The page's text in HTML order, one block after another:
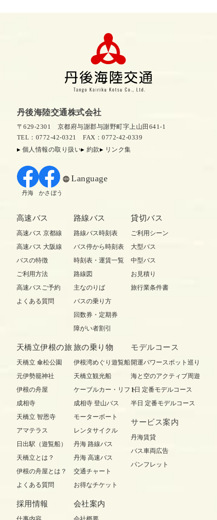
丹後海陸交通株式会社
〒629-2301 京都府与謝郡与謝野町字上山田641-1
TEL：0772-42-0321
FAX：0772-42-0339
個人情報の取り扱い
約款 リンク集
Language
丹海 かさぼう
高速バス
高速バス 京都線
高速バス 大阪線
バスの特徴
ご利用方法
高速バスご予約
よくある質問
路線バス
路線バス時刻表
バス停から時刻表
時刻表・運賃一覧
路線図
主なのりば
バスの乗り方
回数券・定期券
障がい者割引
貸切バス
ご利用シーン
大型バス
中型バス
お見積り
旅行業条件書
天橋立伊根の旅
天橋立 傘松公園
元伊勢籠神社
伊根の舟屋
成相寺
天橋立 智恩寺
アマテラス
日出駅（遊覧船）
天橋立とは？
伊根の舟屋とは？
よくある質問
旅の乗り物
伊根湾めぐり遊覧船
天橋立観光船
ケーブルカー・リフト
成相寺 登山バス
モーターボート
レンタサイクル
丹海 路線バス
丹海 高速バス
交通チャート
お得なチケット
モデルコース
開運パワースポット巡り
海と空のアクティブ周遊
1日 定番モデルコース
半日 定番モデルコース
サービス案内
丹海賃貸
バス車両広告
パンフレット
採用情報 会社案内